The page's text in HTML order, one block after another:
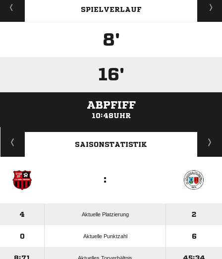
SPIELVERLAUF
8'
16'
ABPFIFF
10:48UHR
ANZEIGE
SAISONSTATISTIK
:
4 Aktuelle Platzierung 2
0 Aktuelle Punktzahl 6